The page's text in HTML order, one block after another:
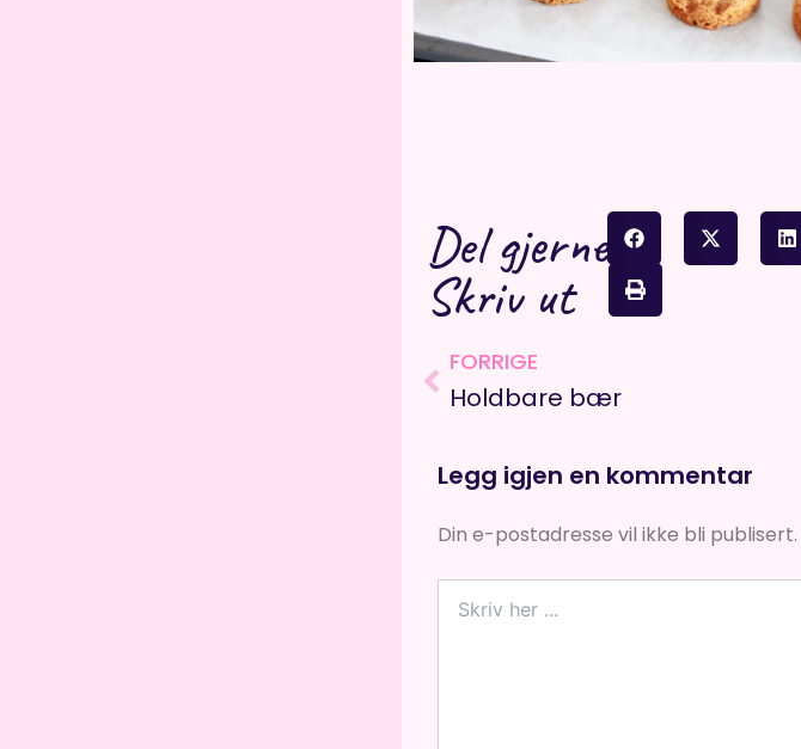
Del gjerne
Skriv ut
Prev
FORRIGE
Holdbare bær
Legg igjen en kommentar
Din e-postadresse vil ikke bli publisert.
her